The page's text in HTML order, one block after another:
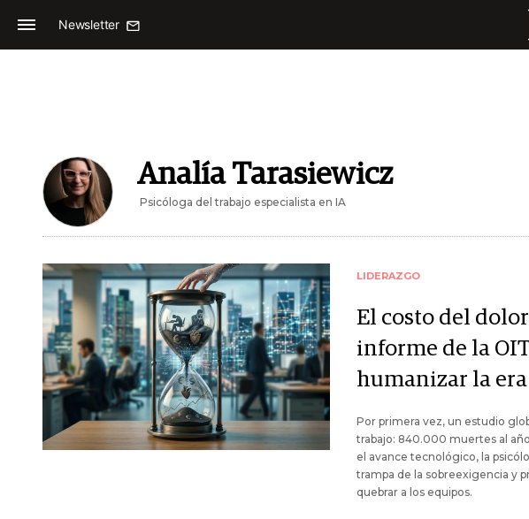
Newsletter
Analía Tarasiewicz
Psicóloga del trabajo especialista en IA
LIDERAZGO
El costo del
informe de la
humanizar la
Por primera vez, un estudio
trabajo: 840.000 muertes al
el avance tecnológico, la
trampa de la sobreexigencia y
quebrar a los equipos.